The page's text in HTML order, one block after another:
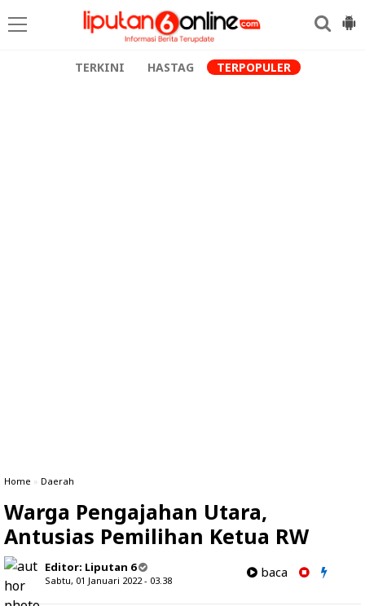
TERKINI HASTAG TERPOPULER
Home » Daerah
Warga Pengajahan Utara,
Antusias Pemilihan Ketua RW
Editor: Liputan 6
Sabtu, 01 Januari 2022 - 03.38
baca